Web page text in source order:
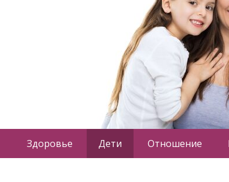
Здоровье Дети Отношение